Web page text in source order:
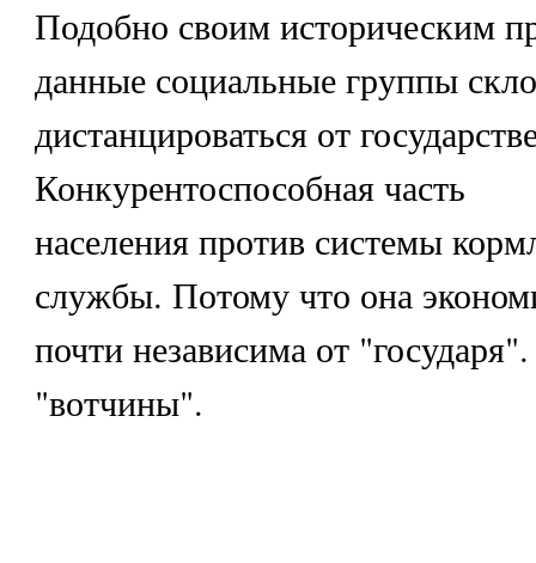
Подобно своим историческим
данные социальные группы
дистанцироваться от
Конкурентоспособная часть
населения против системы
службы. Потому что она
почти независима от
"вотчины".